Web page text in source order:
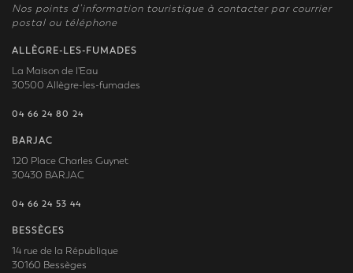
Nos points d’information touristique à contacter par courrier
postal ou téléphone
ALLÈGRE-LES-FUMADES
La Maison de l'Eau
30500 Allègre-les-fumades
04 66 24 80 24
BARJAC
120 Place Charles Guynet
30430 BARJAC
04 66 24 53 44
BESSÈGES
14 rue de la République
30160 Bessèges